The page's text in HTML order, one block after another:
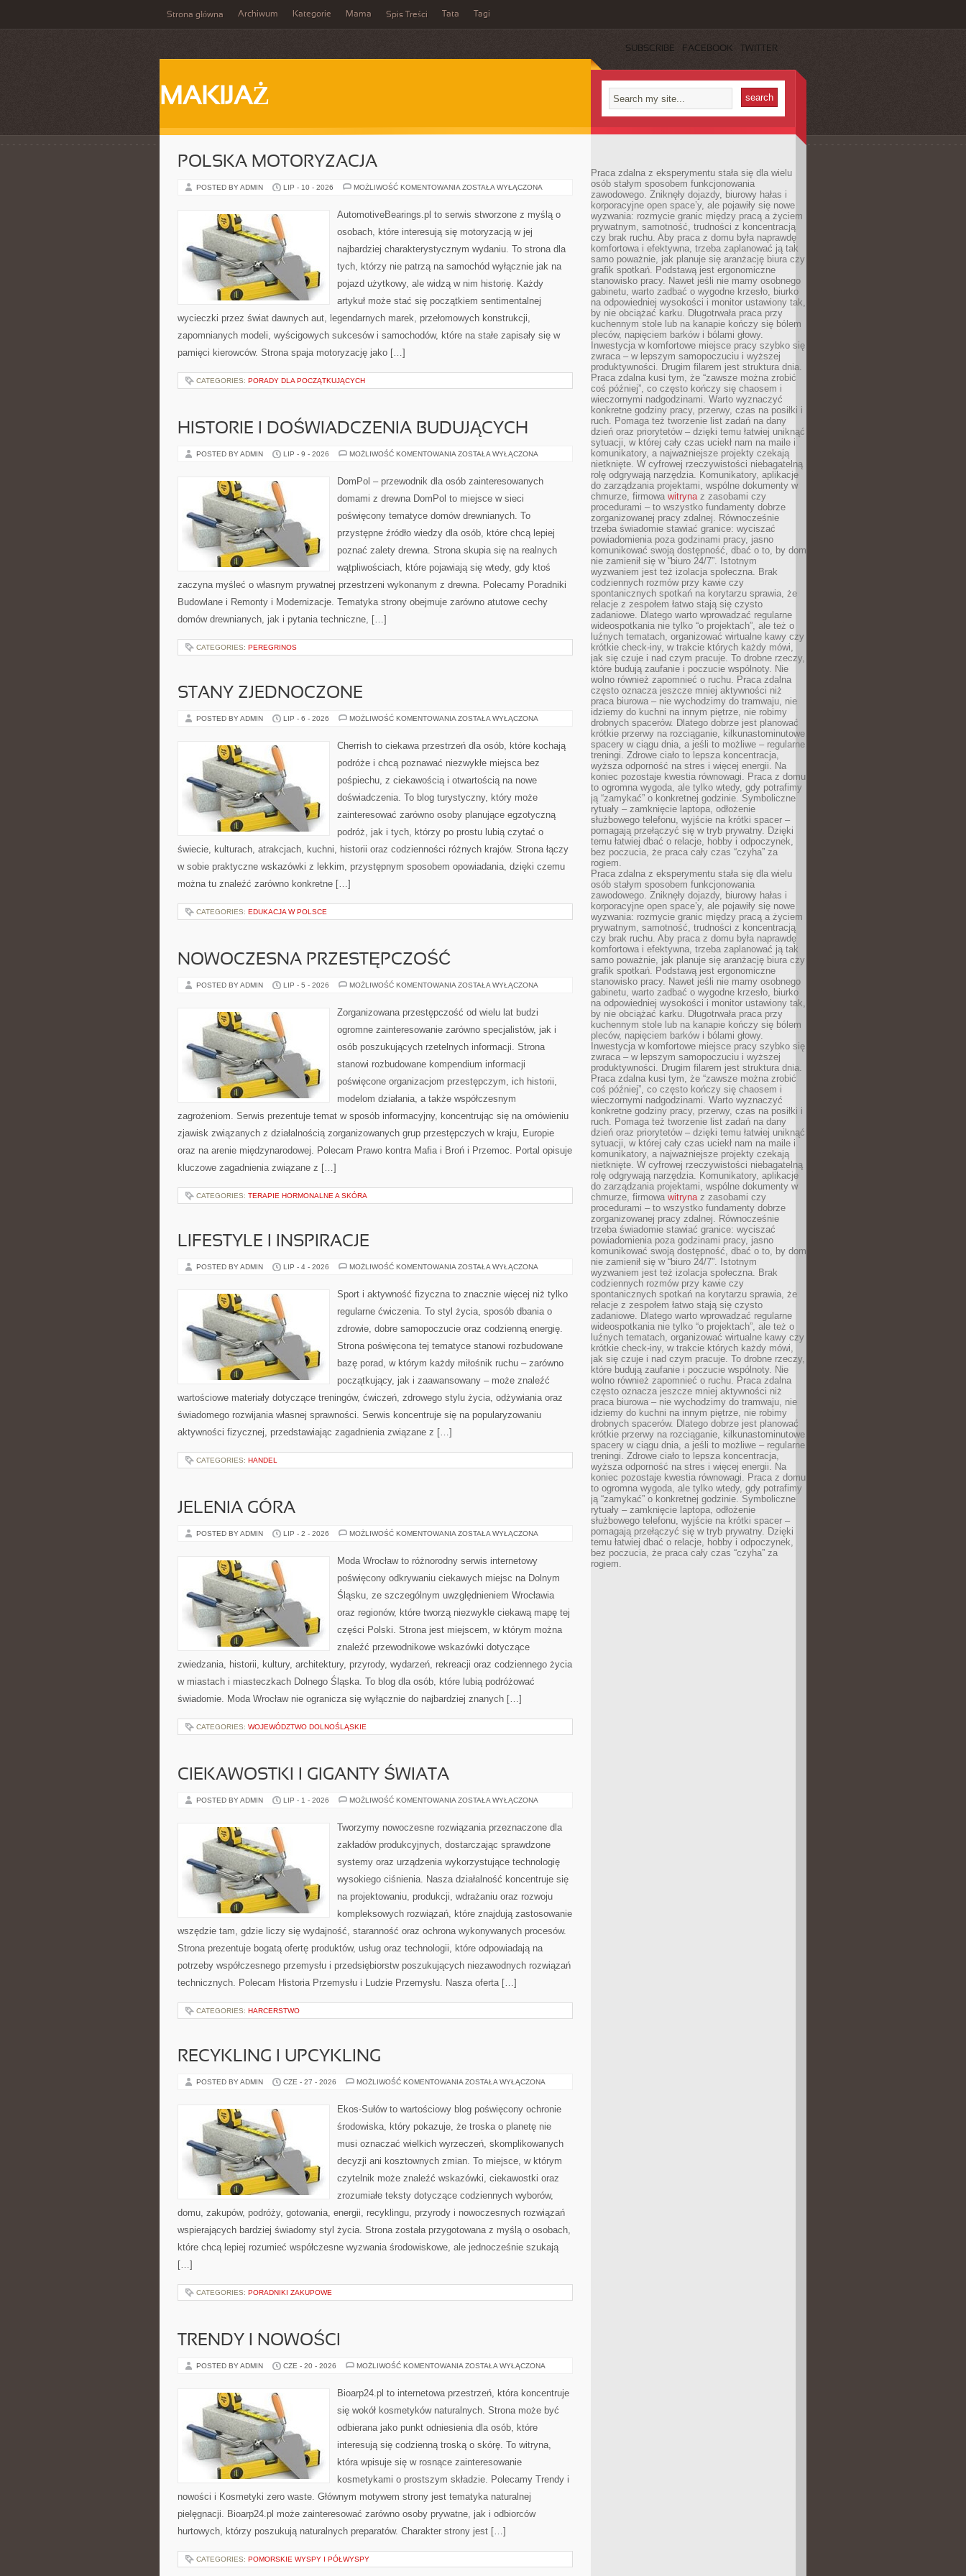
Strona główna Archiwum Kategorie Mama Spis Treści Tata Tagi
SUBSCRIBE FACEBOOK TWITTER
MAKIJAŻ
POLSKA MOTORYZACJA
POSTED BY ADMIN LIP - 10 - 2026 MOŻLIWOŚĆ KOMENTOWANIA POLSKA
ZOSTAŁA WYŁĄCZONA
AutomotiveBearings.pl to serwis stworzone z myślą o
osobach, które interesują się motoryzacją w jej
najbardziej charakterystycznym wydaniu. To strona dla
tych, którzy nie patrzą na samochód wyłącznie jak na
pojazd użytkowy, ale widzą w nim historię. Każdy
artykuł może stać się początkiem sentimentalnej
wycieczki przez świat dawnych aut, legendarnych marek, przełomowych konstrukcji,
zapomnianych modeli, wyścigowych sukcesów i samochodów, które na stałe zapisały się w
pamięci kierowców. Strona spaja motoryzację jako […]
CATEGORIES: PORADY DLA POCZĄTKUJĄCYCH
HISTORIE I DOŚWIADCZENIA BUDUJĄCYCH
POSTED BY ADMIN LIP - 9 - 2026 MOŻLIWOŚĆ KOMENTOWANIA HISTORIE
BUDUJĄCYCH
ZOSTAŁA WYŁĄCZONA
DomPol – przewodnik dla osób zainteresowanych
domami z drewna DomPol to miejsce w sieci
poświęcony tematyce domów drewnianych. To
przystępne źródło wiedzy dla osób, które chcą lepiej
poznać zalety drewna. Strona skupia się na realnych
wątpliwościach, które pojawiają się wtedy, gdy ktoś
zaczyna myśleć o własnym prywatnej przestrzeni wykonanym z drewna. Polecamy Poradniki
Budowlane i Remonty i Modernizacje. Tematyka strony obejmuje zarówno atutowe cechy
domów drewnianych, jak i pytania techniczne, […]
CATEGORIES: PEREGRINOS
STANY ZJEDNOCZONE
POSTED BY ADMIN LIP - 6 - 2026 MOŻLIWOŚĆ KOMENTOWANIA STANY
ZOSTAŁA WYŁĄCZONA
Cherrish to ciekawa przestrzeń dla osób, które kochają
podróże i chcą poznawać niezwykłe miejsca bez
pośpiechu, z ciekawością i otwartością na nowe
doświadczenia. To blog turystyczny, który może
zainteresować zarówno osoby planujące egzotyczną
podróż, jak i tych, którzy po prostu lubią czytać o
świecie, kulturach, atrakcjach, kuchni, historii oraz codzienności różnych krajów. Strona łączy
w sobie praktyczne wskazówki z lekkim, przystępnym sposobem opowiadania, dzięki czemu
można tu znaleźć zarówno konkretne […]
CATEGORIES: EDUKACJA W POLSCE
NOWOCZESNA PRZESTĘPCZOŚĆ
POSTED BY ADMIN LIP - 5 - 2026 MOŻLIWOŚĆ KOMENTOWANIA NOWOCZESNA
ZOSTAŁA WYŁĄCZONA
Zorganizowana przestępczość od wielu lat budzi
ogromne zainteresowanie zarówno specjalistów, jak i
osób poszukujących rzetelnych informacji. Strona
stanowi rozbudowane kompendium informacji
poświęcone organizacjom przestępczym, ich historii,
modelom działania, a także współczesnym
zagrożeniom. Serwis prezentuje temat w sposób informacyjny, koncentrując się na omówieniu
zjawisk związanych z działalnością zorganizowanych grup przestępczych w kraju, Europie
oraz na arenie międzynarodowej. Polecam Prawo kontra Mafia i Broń i Przemoc. Portal opisuje
kluczowe zagadnienia związane z […]
CATEGORIES: TERAPIE HORMONALNE A SKÓRA
LIFESTYLE I INSPIRACJE
POSTED BY ADMIN LIP - 4 - 2026 MOŻLIWOŚĆ KOMENTOWANIA LIFESTYLE
ZOSTAŁA WYŁĄCZONA
Sport i aktywność fizyczna to znacznie więcej niż tylko
regularne ćwiczenia. To styl życia, sposób dbania o
zdrowie, dobre samopoczucie oraz codzienną energię.
Strona poświęcona tej tematyce stanowi rozbudowane
bazę porad, w którym każdy miłośnik ruchu – zarówno
początkujący, jak i zaawansowany – może znaleźć
wartościowe materiały dotyczące treningów, ćwiczeń, zdrowego stylu życia, odżywiania oraz
świadomego rozwijania własnej sprawności. Serwis koncentruje się na popularyzowaniu
aktywności fizycznej, przedstawiając zagadnienia związane z […]
CATEGORIES: HANDEL
JELENIA GÓRA
POSTED BY ADMIN LIP - 2 - 2026 MOŻLIWOŚĆ KOMENTOWANIA JELENIA
ZOSTAŁA WYŁĄCZONA
Moda Wrocław to różnorodny serwis internetowy
poświęcony odkrywaniu ciekawych miejsc na Dolnym
Śląsku, ze szczególnym uwzględnieniem Wrocławia
oraz regionów, które tworzą niezwykle ciekawą mapę tej
części Polski. Strona jest miejscem, w którym można
znaleźć przewodnikowe wskazówki dotyczące
zwiedzania, historii, kultury, architektury, przyrody, wydarzeń, rekreacji oraz codziennego życia
w miastach i miasteczkach Dolnego Śląska. To blog dla osób, które lubią podróżować
świadomie. Moda Wrocław nie ogranicza się wyłącznie do najbardziej znanych […]
CATEGORIES: WOJEWÓDZTWO DOLNOŚLĄSKIE
CIEKAWOSTKI I GIGANTY ŚWIATA
POSTED BY ADMIN LIP - 1 - 2026 MOŻLIWOŚĆ KOMENTOWANIA CIEKAWOSTKI
ŚWIATA
ZOSTAŁA WYŁĄCZONA
Tworzymy nowoczesne rozwiązania przeznaczone dla
zakładów produkcyjnych, dostarczając sprawdzone
systemy oraz urządzenia wykorzystujące technologię
wysokiego ciśnienia. Nasza działalność koncentruje się
na projektowaniu, produkcji, wdrażaniu oraz rozwoju
kompleksowych rozwiązań, które znajdują zastosowanie
wszędzie tam, gdzie liczy się wydajność, staranność oraz ochrona wykonywanych procesów.
Strona prezentuje bogatą ofertę produktów, usług oraz technologii, które odpowiadają na
potrzeby współczesnego przemysłu i przedsiębiorstw poszukujących niezawodnych rozwiązań
technicznych. Polecam Historia Przemysłu i Ludzie Przemysłu. Nasza oferta […]
CATEGORIES: HARCERSTWO
RECYKLING I UPCYKLING
POSTED BY ADMIN CZE - 27 - 2026 MOŻLIWOŚĆ KOMENTOWANIA RECYKLING
ZOSTAŁA WYŁĄCZONA
Ekos-Sułów to wartościowy blog poświęcony ochronie
środowiska, który pokazuje, że troska o planetę nie
musi oznaczać wielkich wyrzeczeń, skomplikowanych
decyzji ani kosztownych zmian. To miejsce, w którym
czytelnik może znaleźć wskazówki, ciekawostki oraz
zrozumiałe teksty dotyczące codziennych wyborów,
domu, zakupów, podróży, gotowania, energii, recyklingu, przyrody i nowoczesnych rozwiązań
wspierających bardziej świadomy styl życia. Strona została przygotowana z myślą o osobach,
które chcą lepiej rozumieć współczesne wyzwania środowiskowe, ale jednocześnie szukają
[…]
CATEGORIES: PORADNIKI ZAKUPOWE
TRENDY I NOWOŚCI
POSTED BY ADMIN CZE - 20 - 2026 MOŻLIWOŚĆ KOMENTOWANIA TRENDY
ZOSTAŁA WYŁĄCZONA
Bioarp24.pl to internetowa przestrzeń, która koncentruje
się wokół kosmetyków naturalnych. Strona może być
odbierana jako punkt odniesienia dla osób, które
interesują się codzienną troską o skórę. To witryna,
która wpisuje się w rosnące zainteresowanie
kosmetykami o prostszym składzie. Polecamy Trendy i
nowości i Kosmetyki zero waste. Głównym motywem strony jest tematyka naturalnej
pielęgnacji. Bioarp24.pl może zainteresować zarówno osoby prywatne, jak i odbiorców
hurtowych, którzy poszukują naturalnych preparatów. Charakter strony jest […]
CATEGORIES: POMORSKIE WYSPY I PÓŁWYSPY
Praca zdalna z eksperymentu stała się dla wielu
osób stałym sposobem funkcjonowania
zawodowego. Zniknęły dojazdy, biurowy hałas i
korporacyjne open space’y, ale pojawiły się nowe
wyzwania: rozmycie granic między pracą a życiem
prywatnym, samotność, trudności z koncentracją
czy brak ruchu. Aby praca z domu była naprawdę
komfortowa i efektywna, trzeba zaplanować ją tak
samo poważnie, jak planuje się aranżację biura czy
grafik spotkań. Podstawą jest ergonomiczne
stanowisko pracy. Nawet jeśli nie mamy osobnego
gabinetu, warto zadbać o wygodne krzesło, biurko
na odpowiedniej wysokości i monitor ustawiony tak,
by nie obciążać karku. Długotrwała praca przy
kuchennym stole lub na kanapie kończy się bólem
pleców, napięciem barków i bólami głowy.
Inwestycja w komfortowe miejsce pracy szybko się
zwraca – w lepszym samopoczuciu i wyższej
produktywności. Drugim filarem jest struktura dnia.
Praca zdalna kusi tym, że “zawsze można zrobić
coś później”, co często kończy się chaosem i
wieczornymi nadgodzinami. Warto wyznaczyć
konkretne godziny pracy, przerwy, czas na posiłki i
ruch. Pomaga też tworzenie list zadań na dany
dzień oraz priorytetów – dzięki temu łatwiej uniknąć
sytuacji, w której cały czas uciekł nam na maile i
komunikatory, a najważniejsze projekty czekają
nietknięte. W cyfrowej rzeczywistości niebagatelną
rolę odgrywają narzędzia. Komunikatory, aplikacje
do zarządzania projektami, wspólne dokumenty w
chmurze, firmowa witrynaz zasobami czy
procedurami – to wszystko fundamenty dobrze
zorganizowanej pracy zdalnej. Równocześnie
trzeba świadomie stawiać granice: wyciszać
powiadomienia poza godzinami pracy, jasno
komunikować swoją dostępność, dbać o to, by dom
nie zamienił się w “biuro 24/7”. Istotnym
wyzwaniem jest też izolacja społeczna. Brak
codziennych rozmów przy kawie czy
spontanicznych spotkań na korytarzu sprawia, że
relacje z zespołem łatwo stają się czysto
zadaniowe. Dlatego warto wprowadzać regularne
wideospotkania nie tylko “o projektach”, ale też o
luźnych tematach, organizować wirtualne kawy czy
krótkie check-iny, w trakcie których każdy mówi,
jak się czuje i nad czym pracuje. To drobne rzeczy,
które budują zaufanie i poczucie wspólnoty. Nie
wolno również zapomnieć o ruchu. Praca zdalna
często oznacza jeszcze mniej aktywności niż
praca biurowa – nie wychodzimy do tramwaju, nie
idziemy do kuchni na innym piętrze, nie robimy
drobnych spacerów. Dlatego dobrze jest planować
krótkie przerwy na rozciąganie, kilkunastominutowe
spacery w ciągu dnia, a jeśli to możliwe – regularne
treningi. Zdrowe ciało to lepsza koncentracja,
wyższa odporność na stres i więcej energii. Na
koniec pozostaje kwestia równowagi. Praca z domu
to ogromna wygoda, ale tylko wtedy, gdy potrafimy
ją “zamykać” o konkretnej godzinie. Symboliczne
rytuały – zamknięcie laptopa, odłożenie
służbowego telefonu, wyjście na krótki spacer –
pomagają przełączyć się w tryb prywatny. Dzięki
temu łatwiej dbać o relacje, hobby i odpoczynek,
bez poczucia, że praca cały czas “czyha” za
rogiem.
Praca zdalna z eksperymentu stała się dla wielu
osób stałym sposobem funkcjonowania
zawodowego. Zniknęły dojazdy, biurowy hałas i
korporacyjne open space’y, ale pojawiły się nowe
wyzwania: rozmycie granic między pracą a życiem
prywatnym, samotność, trudności z koncentracją
czy brak ruchu. Aby praca z domu była naprawdę
komfortowa i efektywna, trzeba zaplanować ją tak
samo poważnie, jak planuje się aranżację biura czy
grafik spotkań. Podstawą jest ergonomiczne
stanowisko pracy. Nawet jeśli nie mamy osobnego
gabinetu, warto zadbać o wygodne krzesło, biurko
na odpowiedniej wysokości i monitor ustawiony tak,
by nie obciążać karku. Długotrwała praca przy
kuchennym stole lub na kanapie kończy się bólem
pleców, napięciem barków i bólami głowy.
Inwestycja w komfortowe miejsce pracy szybko się
zwraca – w lepszym samopoczuciu i wyższej
produktywności. Drugim filarem jest struktura dnia.
Praca zdalna kusi tym, że “zawsze można zrobić
coś później”, co często kończy się chaosem i
wieczornymi nadgodzinami. Warto wyznaczyć
konkretne godziny pracy, przerwy, czas na posiłki i
ruch. Pomaga też tworzenie list zadań na dany
dzień oraz priorytetów – dzięki temu łatwiej uniknąć
sytuacji, w której cały czas uciekł nam na maile i
komunikatory, a najważniejsze projekty czekają
nietknięte. W cyfrowej rzeczywistości niebagatelną
rolę odgrywają narzędzia. Komunikatory, aplikacje
do zarządzania projektami, wspólne dokumenty w
chmurze, firmowa witrynaz zasobami czy
procedurami – to wszystko fundamenty dobrze
zorganizowanej pracy zdalnej. Równocześnie
trzeba świadomie stawiać granice: wyciszać
powiadomienia poza godzinami pracy, jasno
komunikować swoją dostępność, dbać o to, by dom
nie zamienił się w “biuro 24/7”. Istotnym
wyzwaniem jest też izolacja społeczna. Brak
codziennych rozmów przy kawie czy
spontanicznych spotkań na korytarzu sprawia, że
relacje z zespołem łatwo stają się czysto
zadaniowe. Dlatego warto wprowadzać regularne
wideospotkania nie tylko “o projektach”, ale też o
luźnych tematach, organizować wirtualne kawy czy
krótkie check-iny, w trakcie których każdy mówi,
jak się czuje i nad czym pracuje. To drobne rzeczy,
które budują zaufanie i poczucie wspólnoty. Nie
wolno również zapomnieć o ruchu. Praca zdalna
często oznacza jeszcze mniej aktywności niż
praca biurowa – nie wychodzimy do tramwaju, nie
idziemy do kuchni na innym piętrze, nie robimy
drobnych spacerów. Dlatego dobrze jest planować
krótkie przerwy na rozciąganie, kilkunastominutowe
spacery w ciągu dnia, a jeśli to możliwe – regularne
treningi. Zdrowe ciało to lepsza koncentracja,
wyższa odporność na stres i więcej energii. Na
koniec pozostaje kwestia równowagi. Praca z domu
to ogromna wygoda, ale tylko wtedy, gdy potrafimy
ją “zamykać” o konkretnej godzinie. Symboliczne
rytuały – zamknięcie laptopa, odłożenie
służbowego telefonu, wyjście na krótki spacer –
pomagają przełączyć się w tryb prywatny. Dzięki
temu łatwiej dbać o relacje, hobby i odpoczynek,
bez poczucia, że praca cały czas “czyha” za
rogiem.